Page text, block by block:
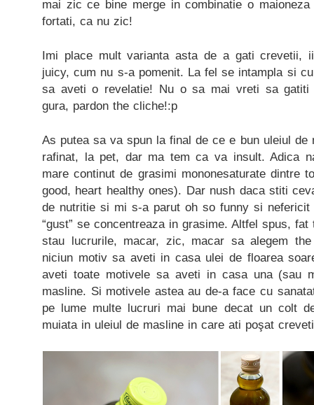
mai zic ce bine merge in combinatie o
fortati, ca nu zic!
Imi place mult varianta asta de a gati crevetii,
juicy, cum nu s-a pomenit. La fel se intampla si
sa aveti o revelatie! Nu o sa mai vreti sa
gura, pardon the cliche!:p
As putea sa va spun la final de ce e bun uleiul
rafinat, la pet, dar ma tem ca va insult. Adica
mare continut de grasimi mononesaturate dintre
good, heart healthy ones). Dar nush daca stiti
de nutritie si mi s-a parut oh so funny si nefericit
“gust” se concentreaza in grasime. Altfel spus,
stau lucrurile, macar, zic, macar sa alegem
niciun motiv sa aveti in casa ulei de floarea
aveti toate motivele sa aveti in casa una (sau
masline. Si motivele astea au de-a face cu
pe lume multe lucruri mai bune decat un colt
muiata in uleiul de masline in care ati poşat